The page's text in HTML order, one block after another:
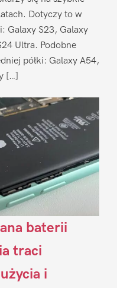
Dotyczy to w
Galaxy S23, Galaxy
Ultra. Podobne
półki: Galaxy A54,
[…]
baterii
traci
i